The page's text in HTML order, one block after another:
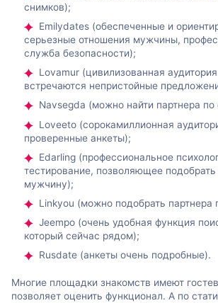
снимков);
Emilydates (обеспеченные и
серьезные отношения мужчины,
служба безопасности);
Lovamur (цивилизованная
встречаются непристойные
Navsegda (можно найти партнера
Loveeto (сорокамиллионная
проверенные анкеты);
Edarling (профессиональное
тестирование, позволяющее подобрать
мужчину);
Linkyou (можно подобрать партнера
Jeempo (очень удобная функция
который сейчас рядом);
Rusdate (анкеты очень подробные).
Многие площадки знакомств имеют
позволяет оценить функционал. А по